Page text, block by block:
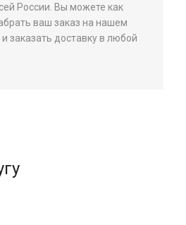
России. Вы можете как
ваш заказ на нашем
заказать доставку в любой